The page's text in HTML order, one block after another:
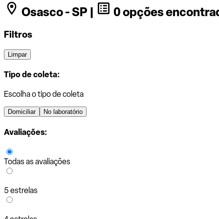
Osasco - SP | 0 opções
Filtros
Limpar
Tipo de coleta:
Escolha o tipo de coleta
Domiciliar No laboratório
Avaliações:
Todas as avaliações
5 estrelas